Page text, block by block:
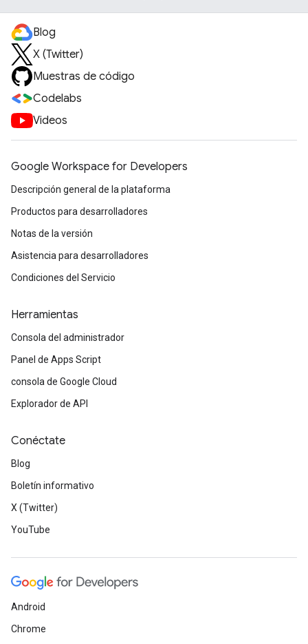
Blog
X (Twitter)
Muestras de código
Codelabs
Videos
Google Workspace for Developers
Descripción general de la plataforma
Productos para desarrolladores
Notas de la versión
Asistencia para desarrolladores
Condiciones del Servicio
Herramientas
Consola del administrador
Panel de Apps Script
consola de Google Cloud
Explorador de API
Conéctate
Blog
Boletín informativo
X (Twitter)
YouTube
Android
Chrome